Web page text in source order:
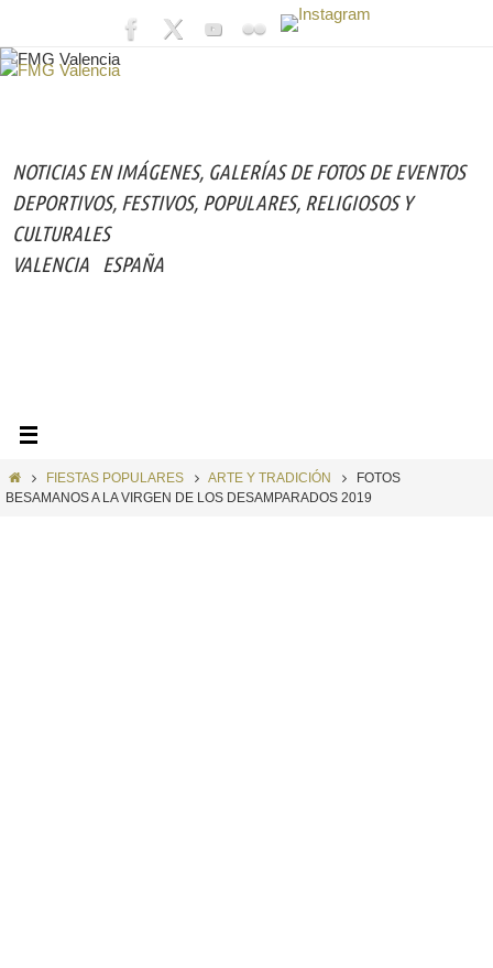
contenido
NOTICIAS EN IMÁGENES, GALERÍAS DE FOTOS DE EVENTOS
DEPORTIVOS, FESTIVOS, POPULARES, RELIGIOSOS Y
CULTURALES
VALENCIA ESPAÑA
INICIOFIESTAS POPULARES ARTE Y TRADICIÓN
FOTOS
BESAMANOS A LA VIRGEN DE LOS DESAMPARADOS 2019